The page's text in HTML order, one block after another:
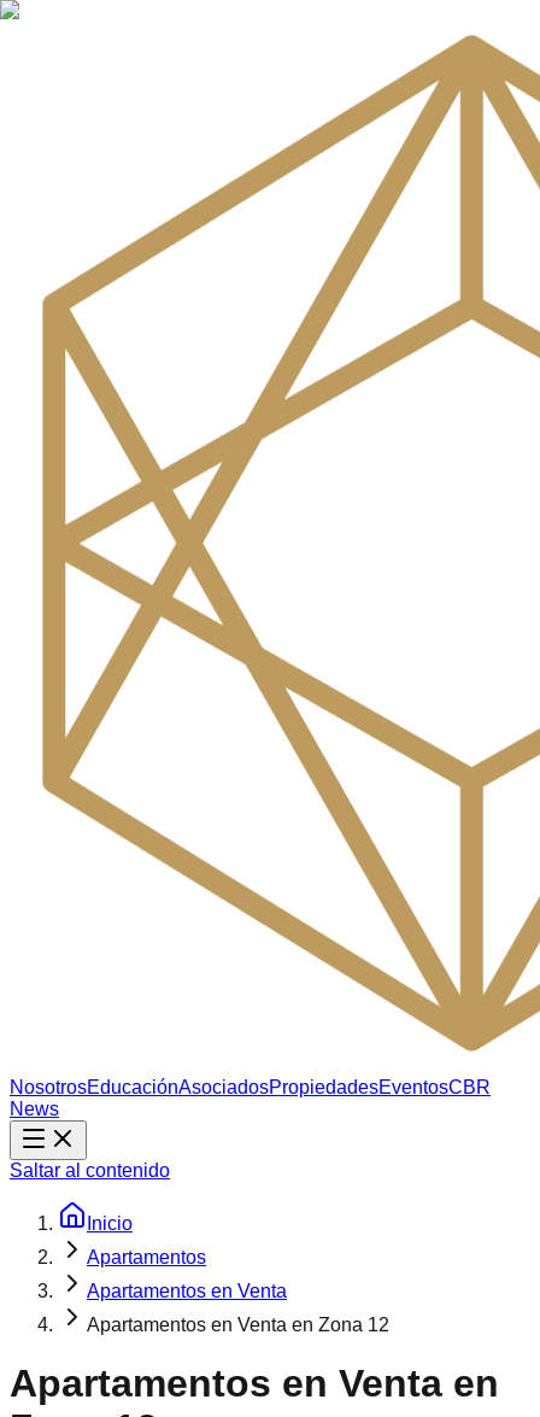
NosotrosEducaciónAsociadosPropiedadesEventosCBR
News
Saltar al contenido
Inicio
Apartamentos
Apartamentos en Venta
Apartamentos en Venta en Zona 12
Apartamentos en Venta en